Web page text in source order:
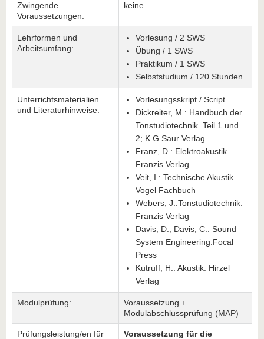
Zwingende
Voraussetzungen:
keine
Lehrformen und
Arbeitsumfang:
Vorlesung / 2 SWS
Übung / 1 SWS
Praktikum / 1 SWS
Selbststudium / 120 Stunden
Unterrichtsmaterialien
und Literaturhinweise:
Vorlesungsskript / Script
Dickreiter, M.: Handbuch der
Tonstudiotechnik. Teil 1 und
2; K.G.Saur Verlag
Franz, D.: Elektroakustik.
Franzis Verlag
Veit, I.: Technische Akustik.
Vogel Fachbuch
Webers, J.:Tonstudiotechnik.
Franzis Verlag
Davis, D.; Davis, C.: Sound
System Engineering.Focal
Press
Kutruff, H.: Akustik. Hirzel
Verlag
Modulprüfung:
Voraussetzung +
Modulabschlussprüfung (MAP)
Prüfungsleistung/en für
Voraussetzung für die